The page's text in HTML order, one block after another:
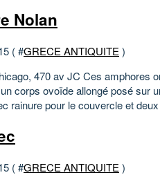
Nolan
( #GRECE ANTIQUITE )
470 av JC Ces amphores
corps ovoïde allongé posé sur
rainure pour le couvercle et
( #GRECE ANTIQUITE )